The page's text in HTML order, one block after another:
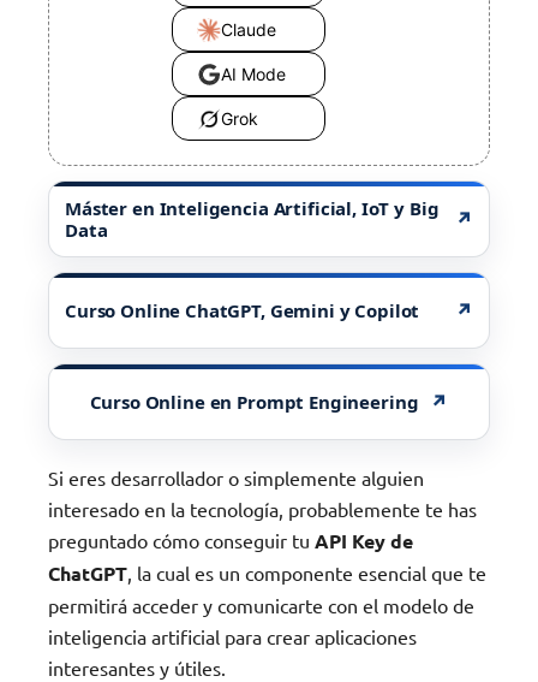
Claude
AI Mode
Grok
Máster en Inteligencia Artificial, IoT y Big
Data
↗
Curso Online ChatGPT, Gemini y Copilot ↗
Curso Online en Prompt Engineering ↗
Si eres desarrollador o simplemente alguien
interesado en la tecnología, probablemente te has
preguntado cómo conseguir tu API Key de
ChatGPT, la cual es un componente esencial que te
permitirá acceder y comunicarte con el modelo de
inteligencia artificial para crear aplicaciones
interesantes y útiles.